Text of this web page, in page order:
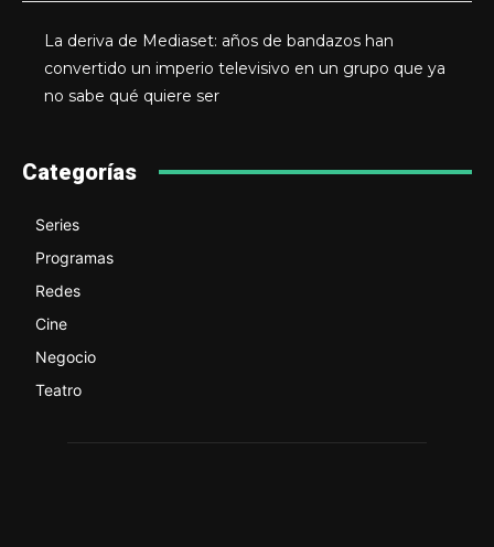
La deriva de Mediaset: años de bandazos han
convertido un imperio televisivo en un grupo que ya
no sabe qué quiere ser
Categorías
Series
Programas
Redes
Cine
Negocio
Teatro